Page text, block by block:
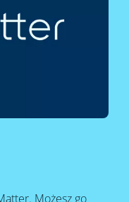
Możesz go